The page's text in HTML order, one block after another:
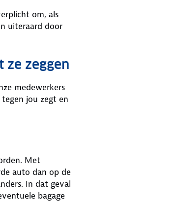
om, als
uiteraard door
ze zeggen
medewerkers
jou zegt en
Met
auto dan op de
In dat geval
bagage